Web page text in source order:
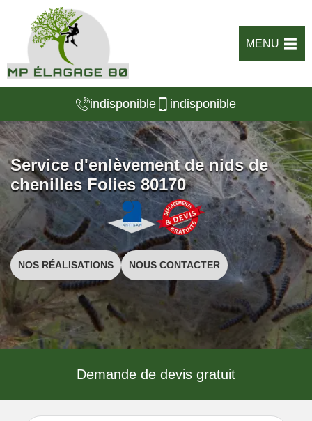
MENU
indisponible indisponible
Service d'enlèvement de nids de
chenilles Folies 80170
NOS RÉALISATIONS NOUS CONTACTER
Demande de devis gratuit